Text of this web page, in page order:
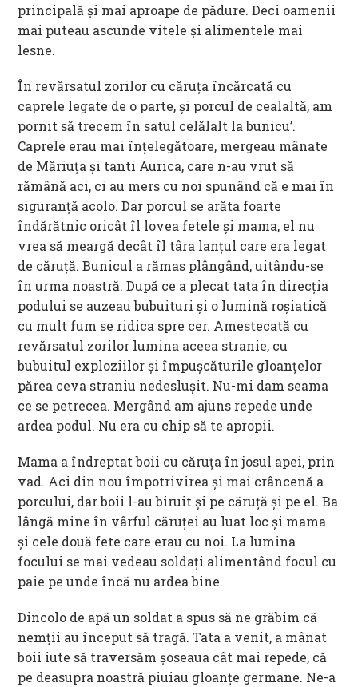
principală şi mai aproape de pădure. Deci oamenii
mai puteau ascunde vitele şi alimentele mai
lesne.
În revărsatul zorilor cu căruţa încărcată cu
caprele legate de o parte, şi porcul de cealaltă, am
pornit să trecem în satul celălalt la bunicu’.
Caprele erau mai înţelegătoare, mergeau mânate
de Măriuţa şi tanti Aurica, care n-au vrut să
rămână aci, ci au mers cu noi spunând că e mai în
siguranţă acolo. Dar porcul se arăta foarte
îndărătnic oricât îl lovea fetele şi mama, el nu
vrea să meargă decât îl târa lanţul care era legat
de căruţă. Bunicul a rămas plângând, uitându-se
în urma noastră. După ce a plecat tata în direcţia
podului se auzeau bubuituri şi o lumină roşiatică
cu mult fum se ridica spre cer. Amestecată cu
revărsatul zorilor lumina aceea stranie, cu
bubuitul exploziilor şi împuşcăturile gloanţelor
părea ceva straniu nedesluşit. Nu-mi dam seama
ce se petrecea. Mergând am ajuns repede unde
ardea podul. Nu era cu chip să te apropii.
Mama a îndreptat boii cu căruţa în josul apei, prin
vad. Aci din nou împotrivirea şi mai crâncenă a
porcului, dar boii l-au biruit şi pe căruţă şi pe el. Ba
lângă mine în vârful căruţei au luat loc şi mama
şi cele două fete care erau cu noi. La lumina
focului se mai vedeau soldaţi alimentând focul cu
paie pe unde încă nu ardea bine.
Dincolo de apă un soldat a spus să ne grăbim că
nemţii au început să tragă. Tata a venit, a mânat
boii iute să traversăm şoseaua cât mai repede, că
pe deasupra noastră piuiau gloanţe germane. Ne-a